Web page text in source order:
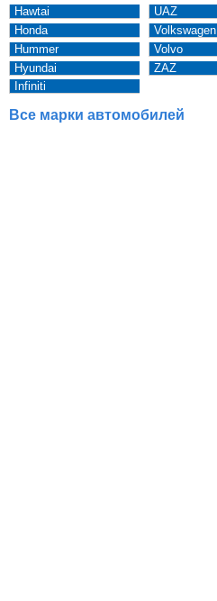
Hawtai
Honda
Hummer
Hyundai
Infiniti
UAZ
Volkswagen
Volvo
ZAZ
Все марки автомобилей